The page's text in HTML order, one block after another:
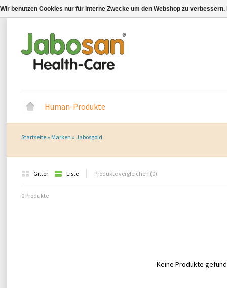
Human-Produkte
Startseite » Marken » Jabosgold
Gitter Liste Produkte vergleichen (0)
0 Produkte
Keine Produkte
Wir benutzen Cookies nur für interne Zwecke um den Webshop zu